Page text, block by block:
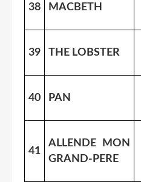
38 MACBETH
39 THE LOBSTER
40 PAN
41
ALLENDE MON
GRAND-PERE